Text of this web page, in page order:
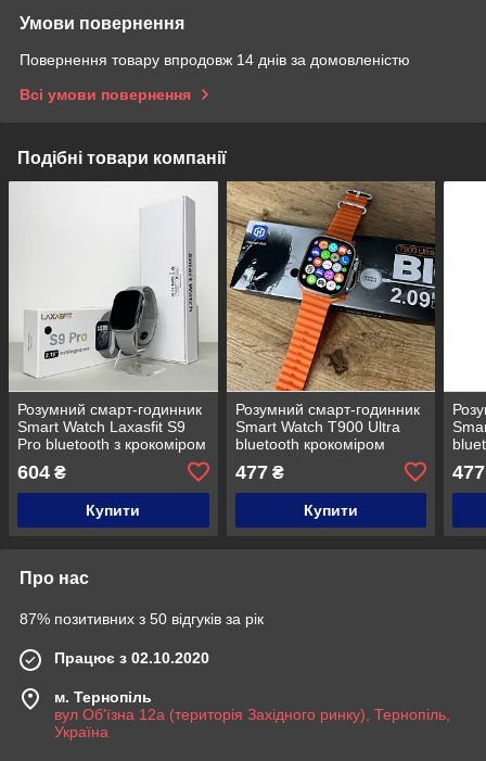
Умови повернення
Повернення товару впродовж 14 днів за домовленістю
Всі умови повернення
Подібні товари компанії
Розумний смарт-годинник
Smart Watch Laxasfit S9
Pro bluetooth з крокоміром
калорій Сірий
604 ₴
Купити
Розумний смарт-годинник
Smart Watch T900 Ultra
bluetooth крокоміром
тонометром лічильник
калорій Жовтогарячий
477₴
Купити
477
Про нас
87% позитивних з 50 відгуків за рік
Працює з 02.10.2020
м. Тернопіль
вул Об'їзна 12а (територія Західного ринку), Тернопіль,
Україна